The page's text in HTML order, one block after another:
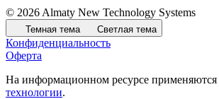
© 2026 Almaty New Technology Systems
Темная тема Светлая тема
Конфиденциальность
Оферта
На информационном ресурсе применяются
технологии.